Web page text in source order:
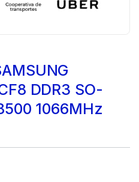
DDR3 SO-
1066MHz